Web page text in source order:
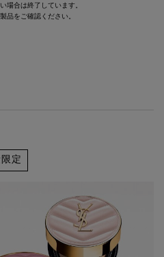
場合は終了しています。
品をご確認ください。
定